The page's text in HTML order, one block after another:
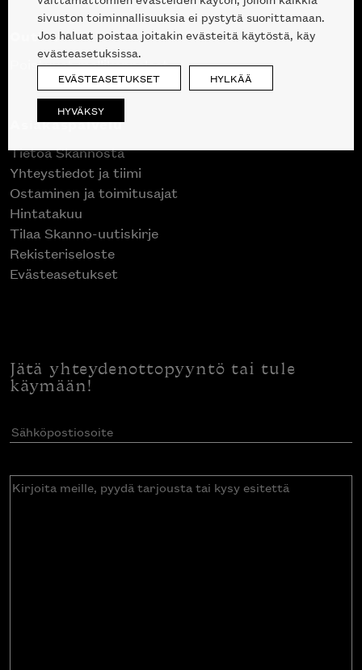
Outlet
Poistuvat mallikappaleet
Asiakaspalvelu
Tietoa Skannosta
Yhteystiedot ja tiimi
Ostaminen ja toimitusajat
Hintatakuu
Tilaa Skanno-uutiskirje
Rekisteriseloste
Evästeasetukset
Jätä yhteydenottopyyntö tai tule
käymään!
Sähköpostiosoite(Pakollinen)
Kirjoita
sivuston toiminnallisuuksia ei pystytä suorittamaan.
Jos haluat poistaa joitakin evästeitä käytöstä, käy
evästeasetuksissa.
EVÄSTEASETUKSET HYLKÄÄ
HYVÄKSY